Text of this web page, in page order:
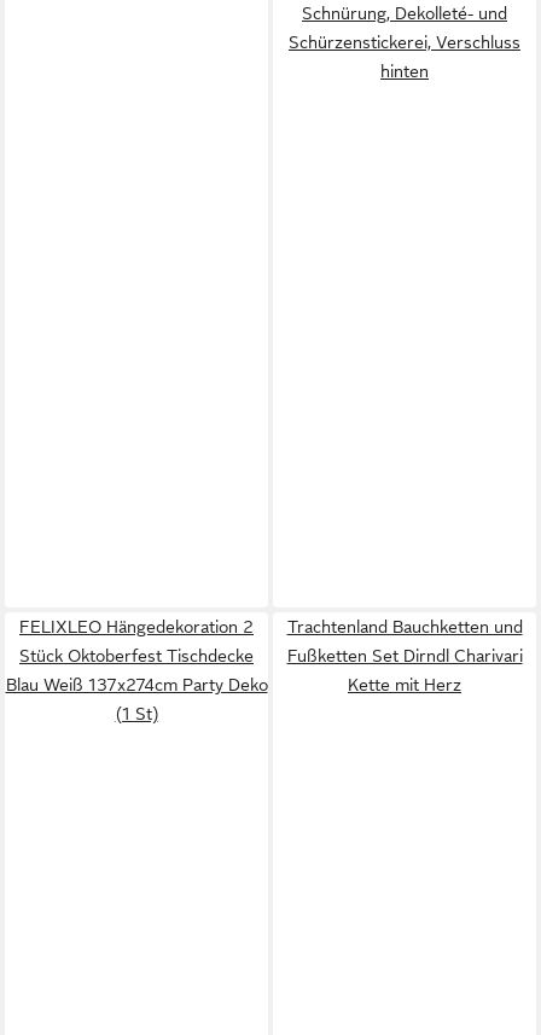
Schnürung, Dekolleté- und
Schürzenstickerei, Verschluss
hinten
FELIXLEO Hängedekoration 2
Stück Oktoberfest Tischdecke
Blau Weiß 137x274cm Party Deko
(1 St)
Trachtenland Bauchketten und
Fußketten Set Dirndl Charivari
Kette mit Herz